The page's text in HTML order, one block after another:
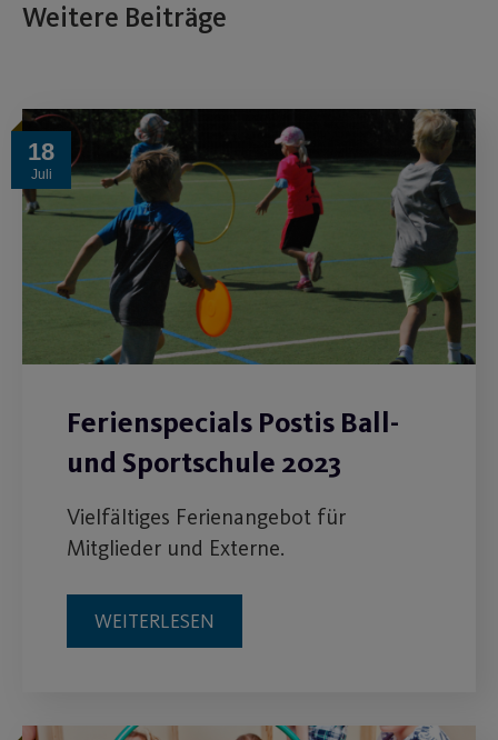
Weitere Beiträge
18
Juli
Ferienspecials Postis Ball-
und Sportschule 2023
Vielfältiges Ferienangebot für
Mitglieder und Externe.
WEITERLESEN